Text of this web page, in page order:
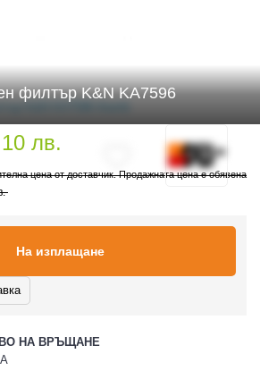
филтър K&N KA7596
лв.
цена от доставчик. Продажната цена е обявена
На изплащане
НА ВРЪЩАНЕ